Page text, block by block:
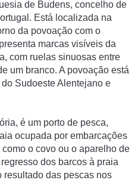
de Budens, concelho de
Está localizada na
da povoação com o
marcas visí­veis da
com ruelas sinuosas entre
um branco. A povoação está
Sudoeste Alentejano e
é um porto de pesca,
ocupada por embarcações
o covo ou o aparelho de
dos barcos à praia
resultado das pescas nos